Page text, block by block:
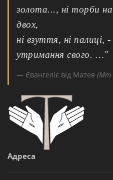
золота..., ні торби
двох,
ні взуття, ні палиці,
утримання свого. …"
Євангеліє від Матея (Мт
Адреса